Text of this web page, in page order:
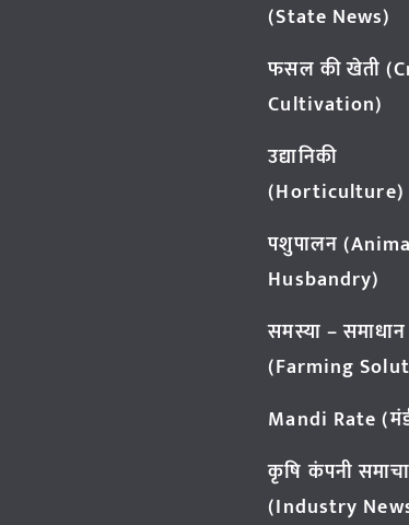
(State News)
फसल की खेती
Cultivation)
उद्यानिकी
(Horticulture)
पशुपालन
Husbandry)
समस्या – समाधान
(Farming
Mandi Rate
कृषि कंपनी
(Industry